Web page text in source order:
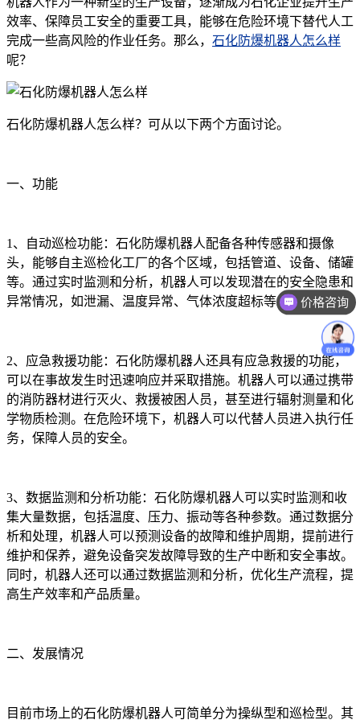
效率、保障员工安全的重要工具，能够在危险环境下替代人工
完成一些高风险的作业任务。那么， 石化防爆机器人怎么样
呢？
石化防爆机器人怎么样？可从以下两个方面讨论。
一、功能
1、自动巡检功能：石化防爆机器人配备各种传感器和摄像
头，能够自主巡检化工厂的各个区域，包括管道、设备、储罐
等。通过实时监测和分析，机器人可以发现潜在的安全隐患和
异常情况，如泄漏、温度异常、气体浓度超标等。
2、应急救援功能：石化防爆机器人还具有应急救援的功能，
可以在事故发生时迅速响应并采取措施。机器人可以通过携带
的消防器材进行灭火、救援被困人员，甚至进行辐射测量和化
学物质检测。在危险环境下，机器人可以代替人员进入执行任
务，保障人员的安全。
3、数据监测和分析功能：石化防爆机器人可以实时监测和收
集大量数据，包括温度、压力、振动等各种参数。通过数据分
析和处理，机器人可以预测设备的故障和维护周期，提前进行
维护和保养，避免设备突发故障导致的生产中断和安全事故。
同时，机器人还可以通过数据监测和分析，优化生产流程，提
高生产效率和产品质量。
二、发展情况
目前市场上的石化防爆机器人可简单分为操纵型和巡检型。其
价格咨询